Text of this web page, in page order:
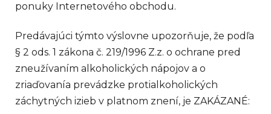
ponuky Internetového obchodu.
Predávajúci týmto výslovne upozorňuje, že podľa
§ 2 ods. 1 zákona č. 219/1996 Z.z. o ochrane pred
zneužívaním alkoholických nápojov a o
zriaďovanía prevádzke protialkoholických
záchytných izieb v platnom znení, je ZAKÁZANÉ: